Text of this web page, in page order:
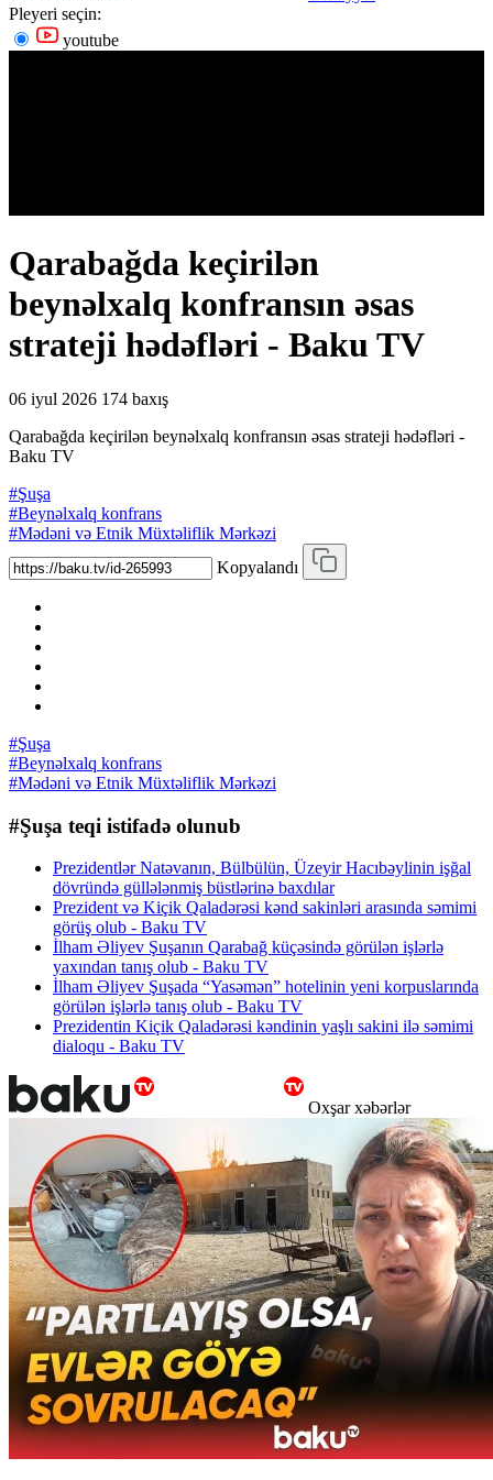
Pleyeri seçin:
youtube
Qarabağda keçirilən
beynəlxalq konfransın əsas
strateji hədəfləri - Baku TV
06 iyul 2026 174 baxış
Qarabağda keçirilən beynəlxalq konfransın əsas strateji hədəfləri -
Baku TV
#Şuşa
#Beynəlxalq konfrans
#Mədəni və Etnik Müxtəliflik Mərkəzi
Kopyalandı
#Şuşa
#Beynəlxalq konfrans
#Mədəni və Etnik Müxtəliflik Mərkəzi
#Şuşa teqi istifadə olunub
Prezidentlər Natəvanın, Bülbülün, Üzeyir Hacıbəylinin işğal
dövründə güllələnmiş büstlərinə baxdılar
Prezident və Kiçik Qaladərəsi kənd sakinləri arasında səmimi
görüş olub - Baku TV
İlham Əliyev Şuşanın Qarabağ küçəsində görülən işlərlə
yaxından tanış olub - Baku TV
İlham Əliyev Şuşada “Yasəmən” hotelinin yeni korpuslarında
görülən işlərlə tanış olub - Baku TV
Prezidentin Kiçik Qaladərəsi kəndinin yaşlı sakini ilə səmimi
dialoqu - Baku TV
Oxşar xəbərlər